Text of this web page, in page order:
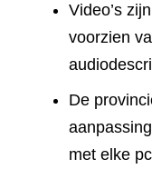
Video’s
voorzien
De
met elke